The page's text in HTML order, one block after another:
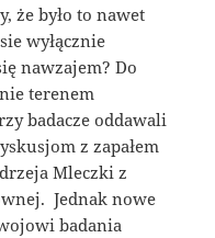
że było to nawet
wyłącznie
nawzajem? Do
terenem
badacze oddawali
z zapałem
Mleczki z
Jednak nowe
badania